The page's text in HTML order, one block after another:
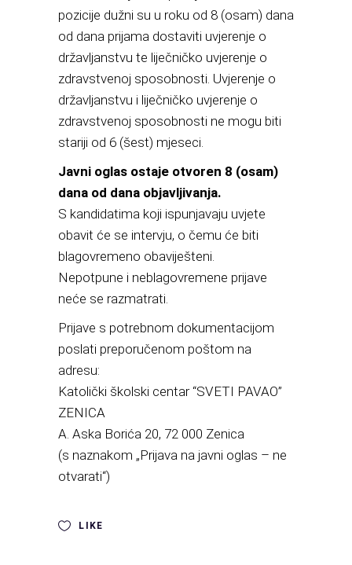
pozicije dužni su u roku od 8 (osam) dana
od dana prijama dostaviti uvjerenje o
državljanstvu te liječničko uvjerenje o
zdravstvenoj sposobnosti. Uvjerenje o
državljanstvu i liječničko uvjerenje o
zdravstvenoj sposobnosti ne mogu biti
stariji od 6 (šest) mjeseci.
Javni oglas ostaje otvoren 8 (osam)
dana od dana objavljivanja.
S kandidatima koji ispunjavaju uvjete
obavit će se intervju, o čemu će biti
blagovremeno obaviješteni.
Nepotpune i neblagovremene prijave
neće se razmatrati.
Prijave s potrebnom dokumentacijom
poslati preporučenom poštom na
adresu:
Katolički školski centar “SVETI PAVAO”
ZENICA
A. Aska Borića 20, 72 000 Zenica
(s naznakom „Prijava na javni oglas – ne
otvarati“)
LIKE